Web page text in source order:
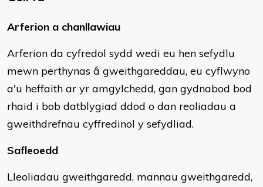
Arferion a chanllawiau
Arferion da cyfredol sydd wedi eu hen sefydlu
mewn perthynas â gweithgareddau, eu cyflwyno
a'u heffaith ar yr amgylchedd, gan gydnabod bod
rhaid i bob datblygiad ddod o dan reoliadau a
gweithdrefnau cyffredinol y sefydliad.
Safleoedd
Lleoliadau gweithgaredd, mannau gweithgaredd,